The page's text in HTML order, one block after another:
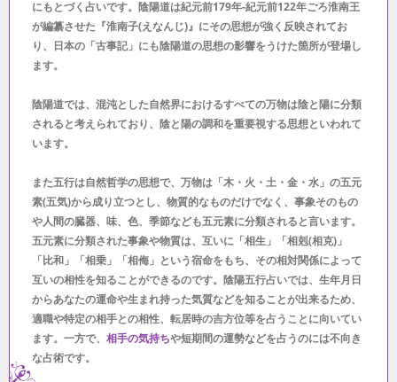
にもとづく占いです。陰陽道は紀元前179年-紀元前122年ごろ淮南王
が編纂させた『淮南子(えなんじ)』にその思想が強く反映されてお
り、日本の「古事記」にも陰陽道の思想の影響をうけた箇所が登場し
ます。
陰陽道では、混沌とした自然界におけるすべての万物は陰と陽に分類
されると考えられており、陰と陽の調和を重要視する思想といわれて
います。
また五行は自然哲学の思想で、万物は「木・火・土・金・水」の五元
素(五気)から成り立つとし、物質的なものだけでなく、事象そのもの
や人間の臓器、味、色、季節なども五元素に分類されると言います。
五元素に分類された事象や物質は、互いに「相生」「相剋(相克)」
「比和」「相乗」「相侮」という宿命をもち、その相対関係によって
互いの相性を知ることができるのです。陰陽五行占いでは、生年月日
からあなたの運命や生まれ持った気質などを知ることが出来るため、
適職や特定の相手との相性、転居時の吉方位等を占うことに向いてい
ます。一方で、 相手の気持ちや短期間の運勢などを占うのには不向き
な占術です。